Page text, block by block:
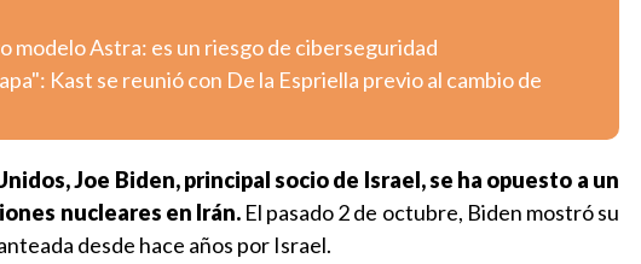
modelo Astra: es un riesgo de ciberseguridad
Kast se reunió con De la Espriella previo al cambio de
Joe Biden, principal socio de Israel, se ha opuesto a un
nucleares en Irán.El pasado 2 de octubre, Biden mostró su
desde hace años por Israel.